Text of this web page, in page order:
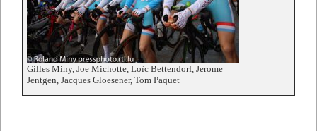
Gilles Miny, Joe Michotte, Loïc Bettendorf, Jerome
Jentgen, Jacques Gloesener, Tom Paquet